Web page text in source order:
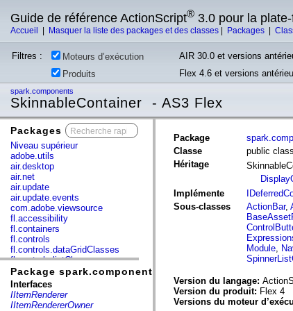
Guide de référence ActionScript® 3.0 pour la
Accueil Masquer la liste des packages et des classes Packages
Filtres : Moteurs d’exécution
AIR 30.0 et versions
Produits
Flex 4.6 et versions
spark.components
SkinnableContainer - AS3 Flex
Packages
Niveau supérieur
adobe.utils
air.desktop
air.net
air.update
air.update.events
com.adobe.viewsource
fl.accessibility
fl.containers
fl.controls
fl.controls.dataGridClasses
fl.controls.listClasses
fl.controls.progressBarClasses
fl.core
fl.data
fl.display
Package spark.components
Interfaces
IItemRenderer
IItemRendererOwner
Package
Classe
public
Héritage
Implémente
Sous-classes
ActionBar,
Module,
Version du langage:
Version du produit: Flex 4
Versions du moteur